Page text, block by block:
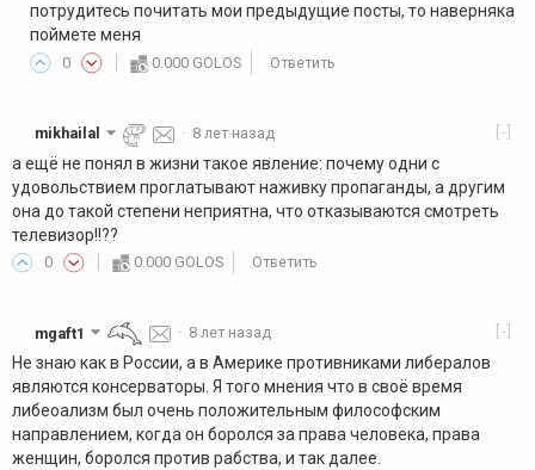
потрудитесь почитать мои предыдущие посты, то наверняка
поймете меня
0 0.000 GOLOS Ответить
[-]
mikhailal · 8 лет назад
а ещё не понял в жизни такое явление: почему одни с
удовольствием проглатывают наживку пропаганды, а другим
она до такой степени неприятна, что отказываются смотреть
телевизор!!??
0 0.000 GOLOS Ответить
[-]
mgaft1 · 8 лет назад
Не знаю как в России, а в Америке противниками либералов
являются консерваторы. Я того мнения что в своё время
либеоализм был очень положительным философским
направлением, когда он боролся за права человека, права
женщин, боролся против рабства, и так далее.